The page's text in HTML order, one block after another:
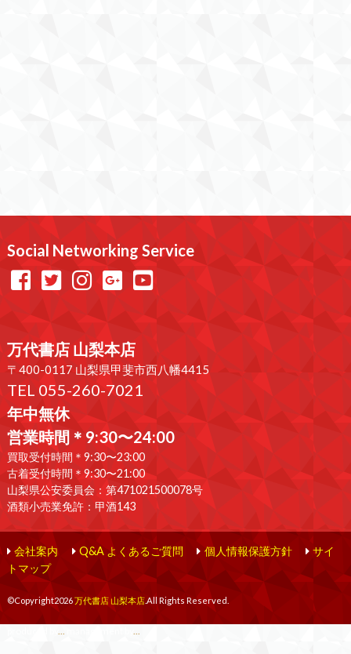
Social Networking Service
万代書店 山梨本店
〒400-0117 山梨県甲斐市西八幡4415
TEL 055-260-7021
年中無休
営業時間＊9:30〜24:00
買取受付時間＊9:30〜23:00
古着受付時間＊9:30〜21:00
山梨県公安委員会：第471021500078号
酒類小売業免許：甲酒143
会社案内 Q&A よくあるご質問 個人情報保護方針
サイ
トマップ
©Copyright2026万代書店 山梨本店.All Rights Reserved.